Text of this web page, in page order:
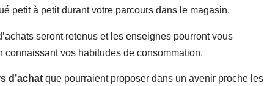
petit à petit durant votre parcours dans le magasin.
seront retenus et les enseignes pourront vous
connaissant vos habitudes de consommation.
d’achat que pourraient proposer dans un avenir proche les